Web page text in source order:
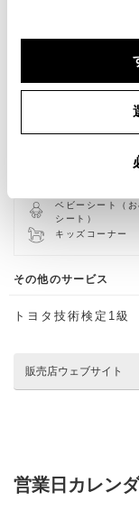
キッズルーム
バリアフリー/フ
バリアフリー/多
ベビーシート（お
シート）
キッズコーナー
その他のサービス
トヨタ技術検定1級
販売店ウェブサイト
営業日カレン